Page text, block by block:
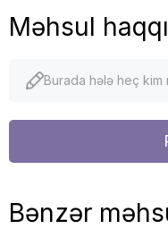
Məhsul
Burada hələ heç kim
Bənzər